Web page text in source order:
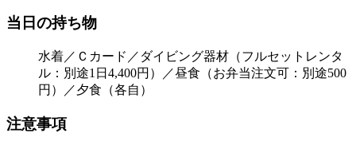
当日の持ち物
水着／Ｃカード／ダイビング器材（フルセットレンタ
ル：別途1日4,400円）／昼食（お弁当注文可：別途500
円）／夕食（各自）
注意事項